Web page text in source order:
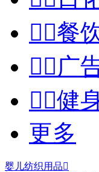
餐
广
健
更多
婴儿纺织用品